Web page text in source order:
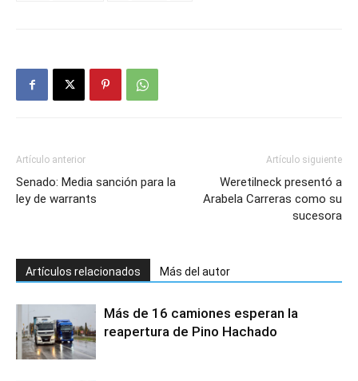
Artículo anterior
Senado: Media sanción para la
ley de warrants
Artículo siguiente
Weretilneck presentó a
Arabela Carreras como su
sucesora
Artículos relacionados Más del autor
Más de 16 camiones esperan la
reapertura de Pino Hachado